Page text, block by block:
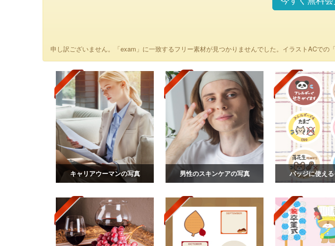
申し訳ございません。「exam」に一致するフリー素材が見つかりませんでした。イラストACでの
キャリアウーマンの写真 男性のスキンケアの写真 バッジに使え